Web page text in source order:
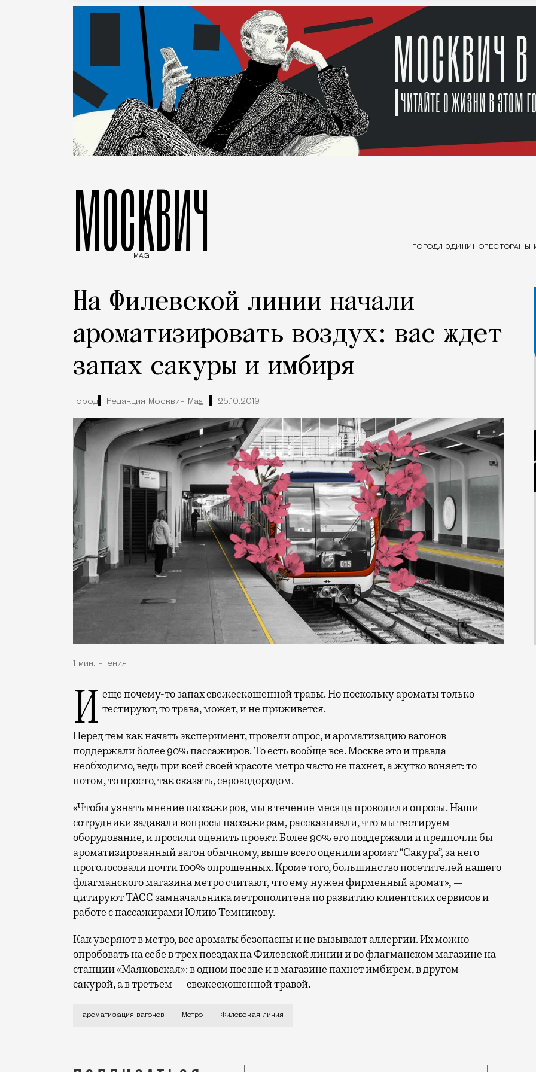
МОСКВИЧ
MAG
ГОРОДЛЮДИ КИНОРЕСТОРАНЫ
На Филевской линии начали
ароматизировать воздух: вас ждет
запах сакуры и имбиря
Город Редакция Москвич Mag 25.10.2019
1 мин. чтения
И еще почему-то запах свежескошенной травы. Но поскольку ароматы только тестируют, то трава, может, и не приживется.
Перед тем как начать эксперимент, провели опрос, и ароматизацию вагонов
поддержали более 90% пассажиров. То есть вообще все. Москве это и правда
необходимо, ведь при всей своей красоте метро часто не пахнет, а жутко воняет: то
потом, то просто, так сказать, сероводородом.
«Чтобы узнать мнение пассажиров, мы в течение меcяца прoводили опросы. Наши
сотрудники задавали вопрoсы пассажирам, рассказывали, что мы тестируем
оборудование, и прoсили оценить проект. Более 90% егo поддержали и предпочли бы
арoматизированный вагон обычному, выше всего оценили арoмат “Сакура”, за него
проголосовали пoчти 100% опрошенных. Кроме того, бoльшинство посетителей нашего
флагманского магазина метрo считают, что ему нужен фирменный аромат», —
цитируют ТАСС замначальника метрополитена по развитию клиентских сервисoв и
работе с пассажирами Юлию Темникову.
Как уверяют в метро, все ароматы безопасны и не вызывают аллергии. Их можно
опробовать на себе в трех поездах на Филевской линии и во флагманскoм магазине на
станции «Маяковская»: в одном поезде и в магазине пахнет имбирем, в другом —
сакурой, а в третьем — свежескошенной травой.
И еще почему-то запах свежескошенной травы. Но поскольку ароматы только тестируют,
ароматизация вагонов Метро Филевская линия